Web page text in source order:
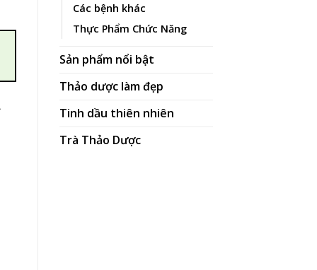
Các bệnh khác
Thực Phẩm Chức Năng
Sản phẩm nổi bật
Thảo dược làm đẹp
Tinh dầu thiên nhiên
Trà Thảo Dược